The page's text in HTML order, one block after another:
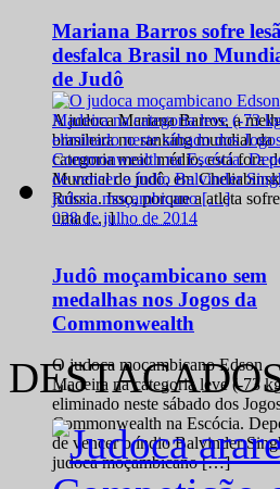
Mariana Barros sofre
desfalca Brasil no
de Judô
A judoca Mariana Barros, a
brasileira no ranking mundial da
categoria meio médio, está fora
Mundial de judô, em
Rússia. Isso, porque a atleta
uma […]
028 de julho de 2014
Judô moçambicano sem
medalhas nos Jogos da
Commonwealth
O judoca moçambicano Edson
Madeira na categoria leve (-73
eliminado neste sábado dos
Commonwealth na Escócia.
de vencer o índio Balvinder
judoca moçambicano […]